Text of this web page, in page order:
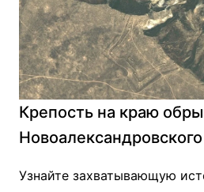
Крепость на краю
Узнайте захватывающую